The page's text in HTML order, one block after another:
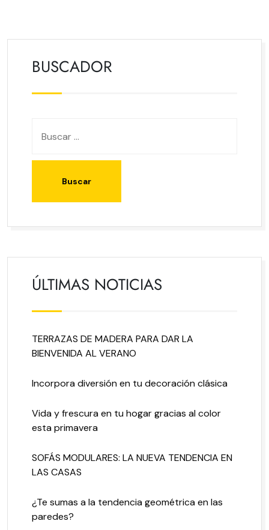
BUSCADOR
ÚLTIMAS NOTICIAS
TERRAZAS DE MADERA PARA DAR LA
BIENVENIDA AL VERANO
Incorpora diversión en tu decoración clásica
Vida y frescura en tu hogar gracias al color
esta primavera
SOFÁS MODULARES: LA NUEVA TENDENCIA EN
LAS CASAS
¿Te sumas a la tendencia geométrica en las
paredes?